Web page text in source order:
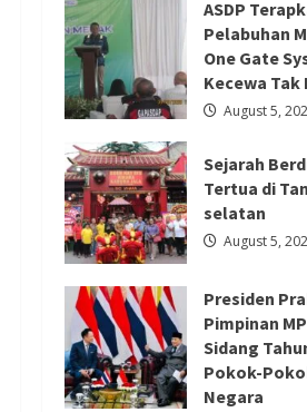
Tahunan MPR dan
Haluan Negara
Redaksi 01 August 4, 2026
Sinergitas
POLRI
dengan
Tokoh
Agama
ASDP
Pelabuhan
One Gate
Kecewa
August 5,
Sejarah
Tertua di
selatan
August 5,
Presiden
Pimpinan
Sidang
Pokok-
Negara